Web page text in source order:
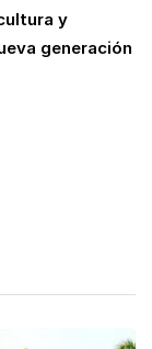
y
generación